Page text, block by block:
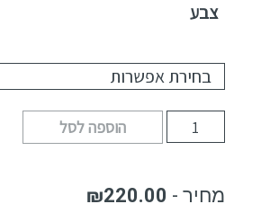
צבע
הוספה לסל
₪220.00